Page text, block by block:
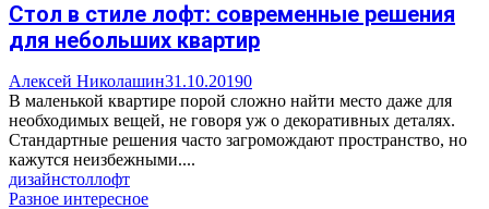
Стол в стиле лофт: современные решения
для небольших квартир
Алексей Николашин31.10.20190
В маленькой квартире порой сложно найти место даже для
необходимых вещей, не говоря уж о декоративных деталях.
Стандартные решения часто загромождают пространство, но
кажутся неизбежными....
дизайнстоллофт
Разное интересное